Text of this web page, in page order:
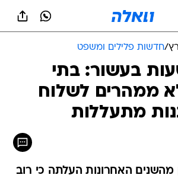
/חדשות פלילים ומשפט
בעשור: בתי
ממהרים לשלוח
מתעללות
מהשנים האחרונות העלתה כי רוב